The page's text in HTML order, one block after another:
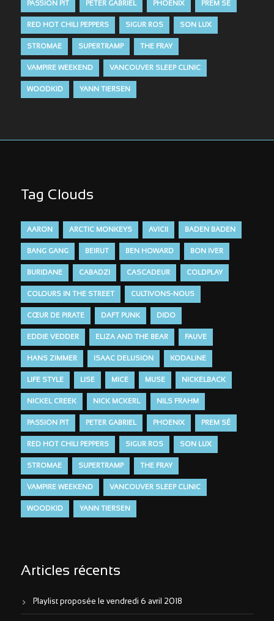
PASSION PIT PETER GABRIEL PHOENIX PREM SÉ
RED HOT CHILI PEPPERS SIGUR ROS SON LUX
STROMAE SUPERTRAMP THE FRAY
VAMPIRE WEEKEND VANCOUVER SLEEP CLINIC
WOODKID YANN TIERSEN
Tag Clouds
AARON ARCTIC MONKEYS AVICII BADEN BADEN
BANG GANG BEIRUT BEN HOWARD BON IVER
BURIDANE CABADZI CASCADEUR COLDPLAY
COLOURS IN THE STREET CULTIVONS-NOUS
CŒUR DE PIRATE DAFT PUNK DIDO
EDDIE VEDDER ELIZA AND THE BEAR FAUVE
HANS ZIMMER ISAAC DELUSION KODALINE
LIFE STYLE LISE MICE MUSE NICKELBACK
NICKEL CREEK NICK MCKERL NILS FRAHM
PASSION PIT PETER GABRIEL PHOENIX PREM SÉ
RED HOT CHILI PEPPERS SIGUR ROS SON LUX
STROMAE SUPERTRAMP THE FRAY
VAMPIRE WEEKEND VANCOUVER SLEEP CLINIC
WOODKID YANN TIERSEN
Articles récents
Playlist proposée le vendredi 6 avril 2018